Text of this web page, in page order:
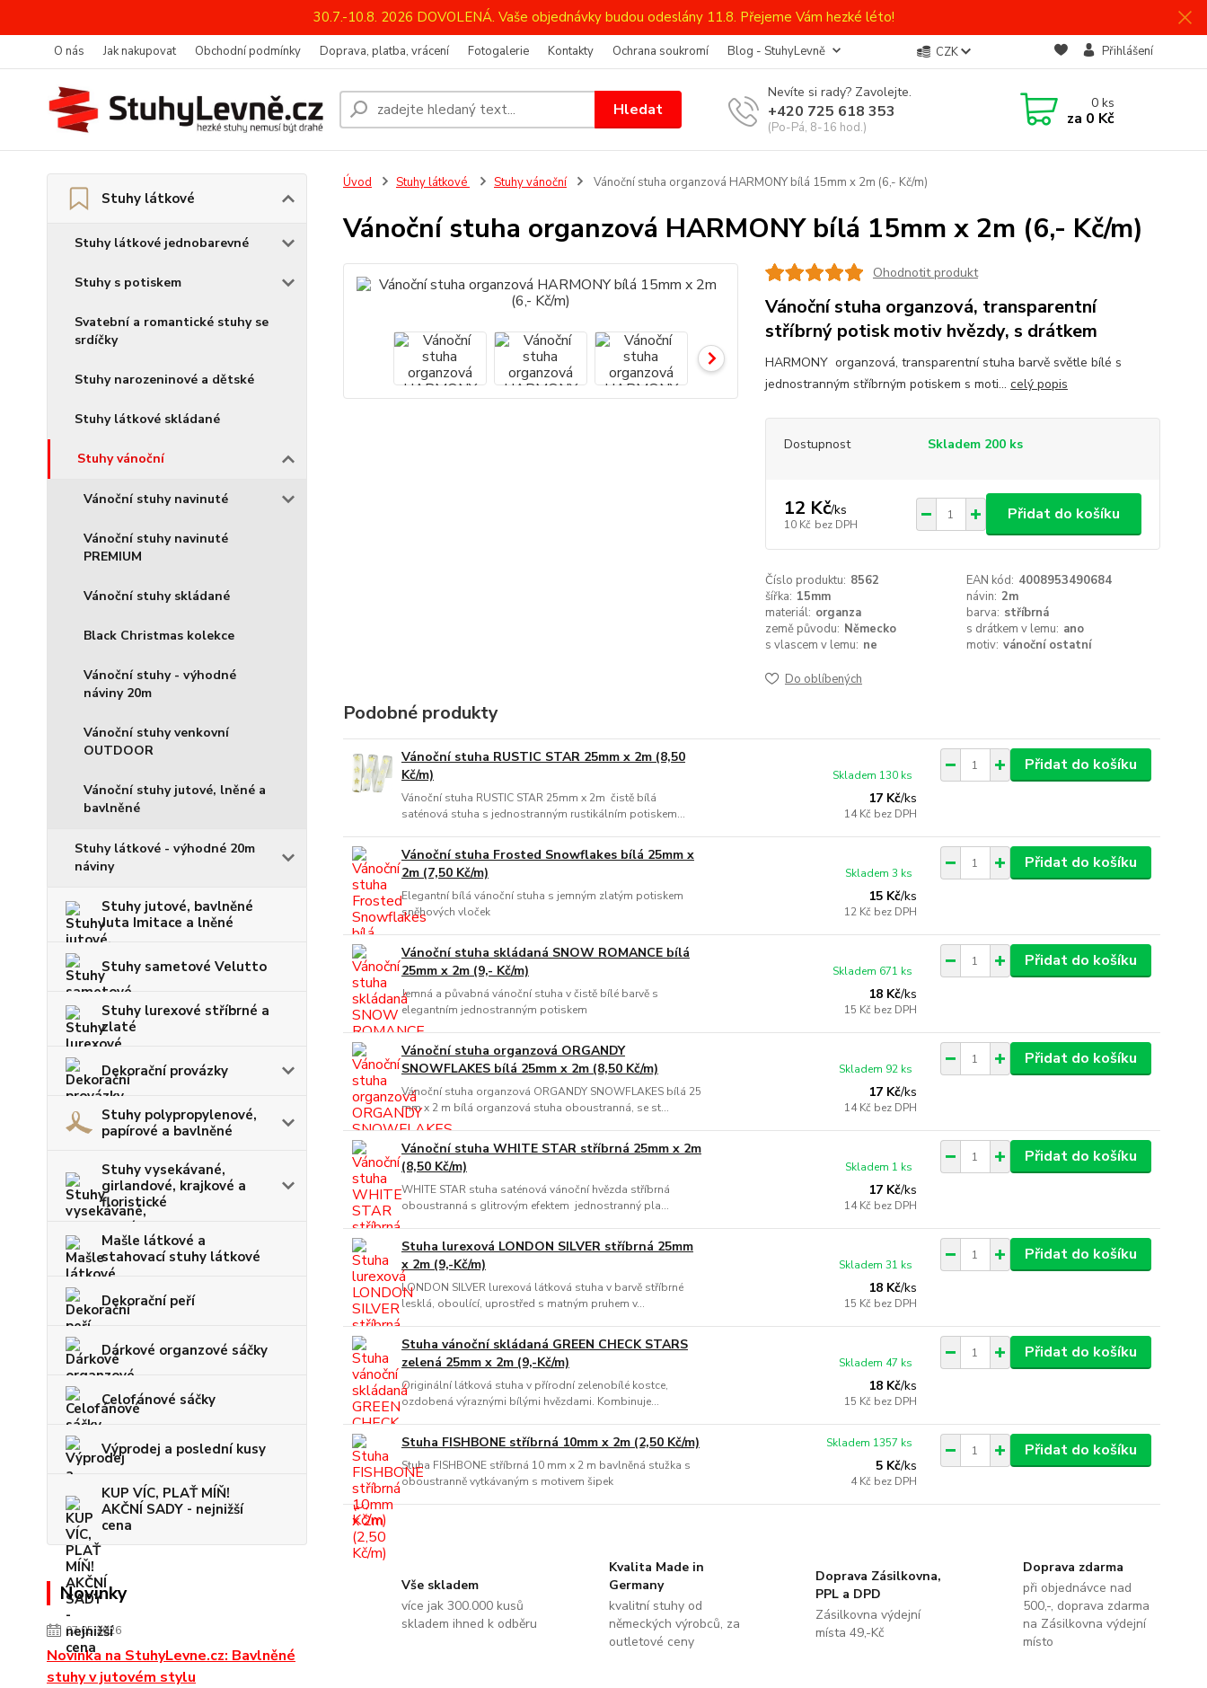
30.7.-10.8. 2026 DOVOLENÁ. Vaše objednávky budou odeslány 11.8. Přejeme Vám hezké léto!
O nás Jak nakupovat Obchodní podmínky Doprava, platba, vrácení Fotogalerie Kontakty Ochrana soukromí Blog - StuhyLevně CZK Přihlášení
Hledat
Nevíte si rady? Zavolejte.
+420 725 618 353
(Po-Pá, 8-16 hod.)
0ks
za 0 Kč
Stuhy látkové
Stuhy látkové jednobarevné
Stuhy s potiskem
Svatební a romantické stuhy se
srdíčky
Stuhy narozeninové a dětské
Stuhy látkové skládané
Stuhy vánoční
Vánoční stuhy navinuté
Vánoční stuhy navinuté
PREMIUM
Vánoční stuhy skládané
Black Christmas kolekce
Vánoční stuhy - výhodné
náviny 20m
Vánoční stuhy venkovní
OUTDOOR
Vánoční stuhy jutové, lněné a
bavlněné
Stuhy látkové - výhodné 20m
náviny
Stuhy jutové, bavlněné
Juta Imitace a lněné
Stuhy sametové Velutto
Stuhy lurexové stříbrné a
zlaté
Dekorační provázky
Stuhy polypropylenové,
papírové a bavlněné
Stuhy vysekávané,
girlandové, krajkové a
floristické
Mašle látkové a
stahovací stuhy látkové
Dekorační peří
Dárkové organzové sáčky
Celofánové sáčky
Výprodej a poslední kusy
KUP VÍC, PLAŤ MÍŇ!
AKČNÍ SADY - nejnižší
cena
Novinky
07.05.2026
Novinka na StuhyLevne.cz: Bavlněné
stuhy v jutovém stylu
Úvod Stuhy látkové Stuhy vánoční Vánoční stuha organzová HARMONY bílá 15mm x 2m (6,- Kč/m)
Vánoční stuha organzová HARMONY bílá 15mm x 2m (6,- Kč/m)
Ohodnotit produkt
Vánoční stuha organzová, transparentní
stříbrný potisk motiv hvězdy, s drátkem
HARMONY organzová, transparentní stuha barvě světle bílé s
jednostranným stříbrným potiskem s moti... celý popis
Dostupnost Skladem 200 ks
12 Kč/ks
10 Kč bez DPH
Přidat do košíku
Číslo produktu: 8562 EAN kód: 4008953490684
šířka: 15mm návin: 2m
materiál: organza barva: stříbrná
země původu: Německo s drátkem v lemu: ano
s vlascem v lemu: ne motiv: vánoční ostatní
Do oblíbených
Podobné produkty
Vánoční stuha RUSTIC STAR 25mm x 2m (8,50
Kč/m)
Vánoční stuha RUSTIC STAR 25mm x 2m čistě bílá
saténová stuha s jednostranným rustikálním potiskem...
17 Kč/ks
14 Kč bez DPH
Skladem 130 ks
Přidat do košíku
Vánoční stuha Frosted Snowflakes bílá 25mm x
2m (7,50 Kč/m)
Elegantní bílá vánoční stuha s jemným zlatým potiskem
sněhových vloček
15 Kč/ks
12 Kč bez DPH
Skladem 3 ks
Přidat do košíku
Vánoční stuha skládaná SNOW ROMANCE bílá
25mm x 2m (9,- Kč/m)
Jemná a půvabná vánoční stuha v čistě bílé barvě s
elegantním jednostranným potiskem
18 Kč/ks
15 Kč bez DPH
Skladem 671 ks
Přidat do košíku
Vánoční stuha organzová ORGANDY
SNOWFLAKES bílá 25mm x 2m (8,50 Kč/m)
Vánoční stuha organzová ORGANDY SNOWFLAKES bílá 25
mm x 2 m bílá organzová stuha oboustranná, se st...
17 Kč/ks
14 Kč bez DPH
Skladem 92 ks
Přidat do košíku
Vánoční stuha WHITE STAR stříbrná 25mm x 2m
(8,50 Kč/m)
WHITE STAR stuha saténová vánoční hvězda stříbrná
oboustranná s glitrovým efektem jednostranný pla...
17 Kč/ks
14 Kč bez DPH
Skladem 1 ks
Přidat do košíku
Stuha lurexová LONDON SILVER stříbrná 25mm
x 2m (9,-Kč/m)
LONDON SILVER lurexová látková stuha v barvě stříbrné
lesklá, oboulící, uprostřed s matným pruhem v...
18 Kč/ks
15 Kč bez DPH
Skladem 31 ks
Přidat do košíku
Stuha vánoční skládaná GREEN CHECK STARS
zelená 25mm x 2m (9,-Kč/m)
Originální látková stuha v přírodní zelenobílé kostce,
ozdobená výraznými bílými hvězdami. Kombinuje...
18 Kč/ks
15 Kč bez DPH
Skladem 47 ks
Přidat do košíku
Stuha FISHBONE stříbrná 10mm x 2m (2,50 Kč/m)
Stuha FISHBONE stříbrná 10 mm x 2 m bavlněná stužka s
oboustranně vytkávaným s motivem šipek
5 Kč/ks
4 Kč bez DPH
Skladem 1357 ks Přidat do košíku
Vše skladem
více jak 300.000 kusů
skladem ihned k odběru
Kvalita Made in
Germany
kvalitní stuhy od
německých výrobců, za
outletové ceny
Doprava Zásilkovna,
PPL a DPD
Zásilkovna výdejní
místa 49,-Kč
Doprava zdarma
při objednávce nad
500,-, doprava zdarma
na Zásilkovna výdejní
místo